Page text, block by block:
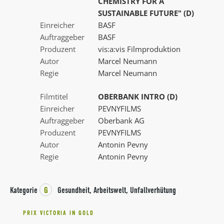
SUSTAINABLE FUTURE" (D)
Einreicher
BASF
Auftraggeber
BASF
Produzent
vis:a:vis Filmproduktion
Autor
Marcel Neumann
Regie
Marcel Neumann
Filmtitel
OBERBANK INTRO (D)
Einreicher
PEVNYFILMS
Auftraggeber
Oberbank AG
Produzent
PEVNYFILMS
Autor
Antonin Pevny
Regie
Antonin Pevny
Kategorie G Gesundheit, Arbeitswelt, Unfallverhütung
PRIX VICTORIA IN GOLD